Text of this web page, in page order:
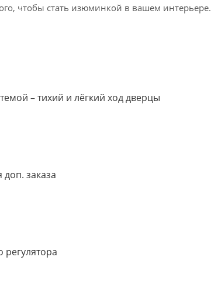
чтобы стать изюминкой в вашем интерьере.
– тихий и лёгкий ход дверцы
заказа